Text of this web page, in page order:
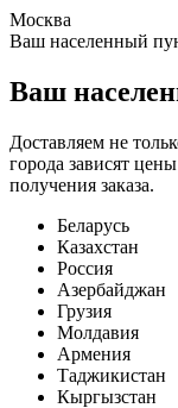
Москва
Ваш населенный
Ваш
Доставляем не
города зависят
получения заказа.
Беларусь
Казахстан
Россия
Азербайджан
Грузия
Молдавия
Армения
Таджикистан
Кыргызстан